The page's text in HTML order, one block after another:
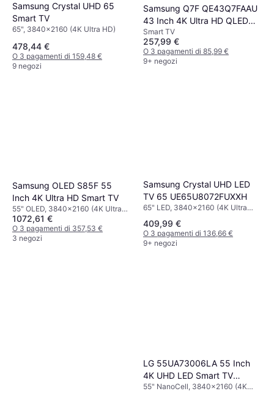
Samsung Crystal UHD 65
Smart TV
65", 3840x2160 (4K Ultra HD)
478,44 €
O 3 pagamenti di 159,48 €
9 negozi
Samsung Q7F QE43Q7FAAU
43 Inch 4K Ultra HD QLED
Smart TV Wifi Nero
Smart TV
257,99 €
O 3 pagamenti di 85,99 €
9+ negozi
Samsung OLED S85F 55
Inch 4K Ultra HD Smart TV
55" OLED, 3840x2160 (4K Ultra
HD), Smart TV
1072,61 €
O 3 pagamenti di 357,53 €
3 negozi
Samsung Crystal UHD LED
TV 65 UE65U8072FUXXH
65" LED, 3840x2160 (4K Ultra
409,99 €
O 3 pagamenti di 136,66 €
9+ negozi
LG 55UA73006LA 55 Inch
4K UHD LED Smart TV
HDR10
55" NanoCell, 3840x2160 (4K